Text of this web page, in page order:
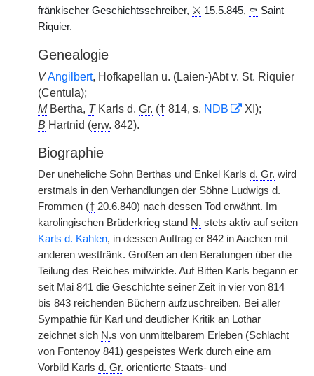
fränkischer Geschichtsschreiber, ⚔ 15.5.845, ⚰ Saint
Riquier.
Genealogie
VAngilbert, Hofkapellan u. (Laien-)Abtv. St. Riquier
(Centula);
MBertha, TKarls d. Gr. († 814, s. NDB
XI);
B Hartnid (erw. 842).
Biographie
Der uneheliche Sohn Berthas und Enkel Karls d. Gr. wird
erstmals in den Verhandlungen der Söhne Ludwigs d.
Frommen († 20.6.840) nach dessen Tod erwähnt. Im
karolingischen Brüderkrieg stand N. stets aktiv auf seiten
Karls d. Kahlen, in dessen Auftrag er 842 in Aachen mit
anderen westfränk. Großen an den Beratungen über die
Teilung des Reiches mitwirkte. Auf Bitten Karls begann er
seit Mai 841 die Geschichte seiner Zeit in vier von 814
bis 843 reichenden Büchern aufzuschreiben. Bei aller
Sympathie für Karl und deutlicher Kritik an Lothar
zeichnet sich N.s von unmittelbarem Erleben (Schlacht
von Fontenoy 841) gespeistes Werk durch eine am
Vorbild Karls d. Gr. orientierte Staats- und